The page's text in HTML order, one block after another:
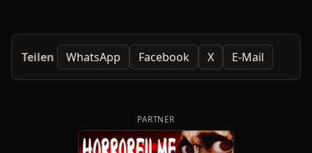
Teilen WhatsApp Facebook X E-Mail
PARTNER